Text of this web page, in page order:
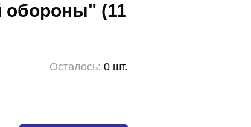
обороны" (11
Осталось: 0 шт.